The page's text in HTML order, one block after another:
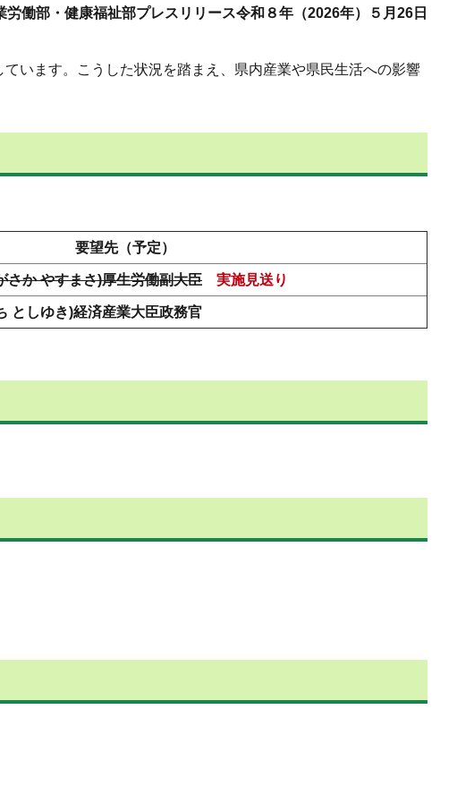
労働部・健康福祉部プレスリリース令和８年（2026年）５月26日
います。こうした状況を踏まえ、県内産業や県民生活への影響
要望先（予定）
か やすまさ)厚生労働副大臣 実施見送り
としゆき)経済産業大臣政務官